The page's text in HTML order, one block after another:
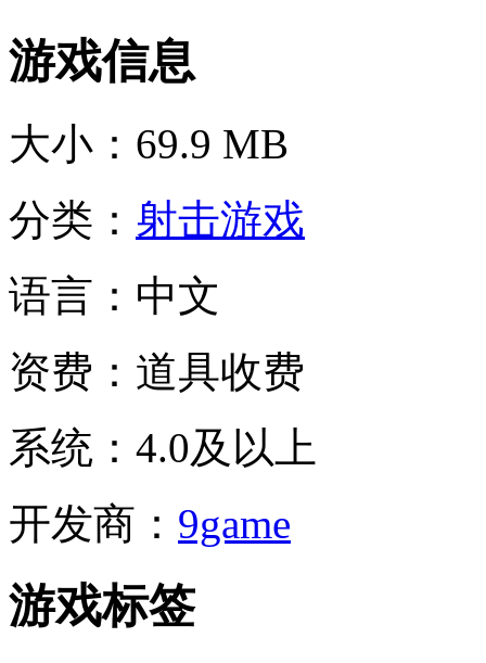
游戏信息
大小： 69.9 MB
分类： 射击游戏
语言： 中文
资费： 道具收费
系统： 4.0及以上
开发商： 9game
游戏标签